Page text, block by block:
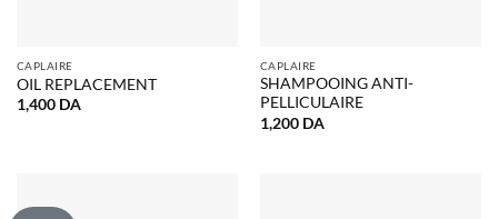
CAPLAIRE
OIL REPLACEMENT
1,400 DA
CAPLAIRE
SHAMPOOING ANTI-
PELLICULAIRE
1,200 DA